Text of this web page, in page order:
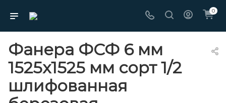
0
Фанера ФСФ 6 мм
1525х1525 мм сорт 1/2
шлифованная